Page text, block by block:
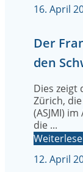
16. April
Der
den
Dies zeigt
Zürich,
(ASJMI)
die ...
12. April